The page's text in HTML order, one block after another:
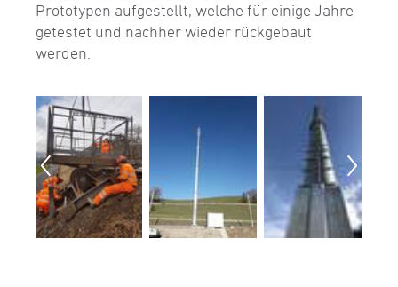
Prototypen aufgestellt, welche für einige Jahre
getestet und nachher wieder rückgebaut
werden.